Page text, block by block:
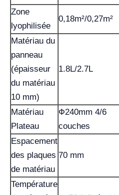
Zone
lyophilisée
0,18m²/0,27m²
Matériau du
panneau
(épaisseur
du matériau
10 mm)
1.8L/2.7L
Matériau
Plateau
Ф240mm 4/6
couches
Espacement
des plaques
de matériau
70 mm
Température